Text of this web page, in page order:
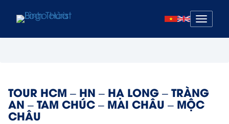
Mở
menu
TOUR HCM – HN – HẠ LONG – TRÀNG
AN – TAM CHÚC – MAI CHÂU – MỘC
CHÂU